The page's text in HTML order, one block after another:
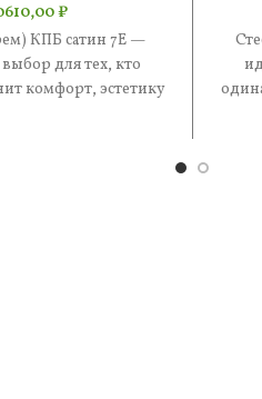
₽
КПБ сатин 7Е —
для тех, кто
комфорт, эстетику